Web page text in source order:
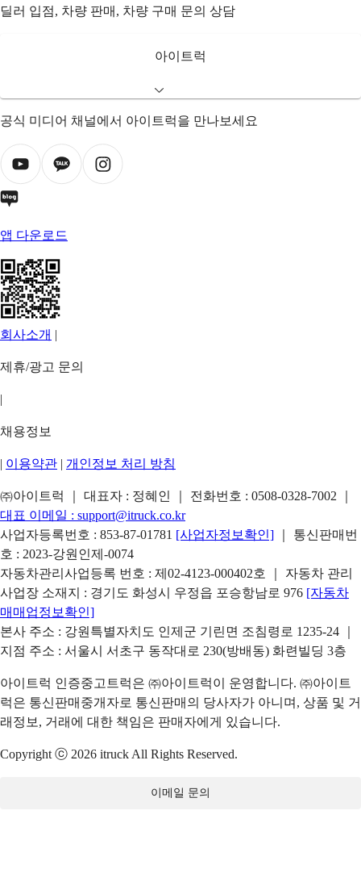
딜러 입점, 차량 판매, 차량 구매 문의 상담
아이트럭
공식 미디어 채널에서 아이트럭을 만나보세요
앱 다운로드
회사소개 |
제휴/광고 문의
|
채용정보
| 이용약관 | 개인정보 처리 방침
㈜아이트럭 ｜ 대표자 : 정혜인 ｜ 전화번호 : 0508-0328-7002
대표 이메일 : support@itruck.co.kr
사업자등록번호 : 853-87-01781 [사업자정보확인]
｜ 통신판매번
호 : 2023-강원인제-0074
자동차관리사업등록 번호 : 제02-4123-000402호 ｜ 자동차 관리
사업장 소재지 : 경기도 화성시 우정읍 포승항남로 976 [자동차
매매업정보확인]
본사 주소 : 강원특별자치도 인제군 기린면 조침령로 1235-24 ｜
지점 주소 : 서울시 서초구 동작대로 230(방배동) 화련빌딩 3층
아이트럭 인증중고트럭은 ㈜아이트럭이 운영합니다. ㈜아이트
럭은 통신판매중개자로 통신판매의 당사자가 아니며, 상품 및 거
래정보, 거래에 대한 책임은 판매자에게 있습니다.
Copyright ⓒ 2026 itruck All Rights Reserved.
이메일 문의